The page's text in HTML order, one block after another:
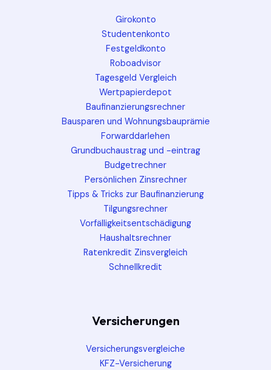
Girokonto
Studentenkonto
Festgeldkonto
Roboadvisor
Tagesgeld Vergleich
Wertpapierdepot
Baufinanzierungsrechner
Bausparen und Wohnungsbauprämie
Forwarddarlehen
Grundbuchaustrag und -eintrag
Budgetrechner
Persönlichen Zinsrechner
Tipps & Tricks zur Baufinanzierung
Tilgungsrechner
Vorfälligkeitsentschädigung
Haushaltsrechner
Ratenkredit Zinsvergleich
Schnellkredit
Versicherungen
Versicherungsvergleiche
KFZ-Versicherung